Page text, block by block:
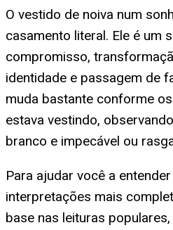
O vestido de noiva num
casamento literal. Ele é um
compromisso,
identidade e passagem de
muda bastante conforme
estava vestindo,
branco e impecável ou
Para ajudar você a
interpretações mais
base nas leituras